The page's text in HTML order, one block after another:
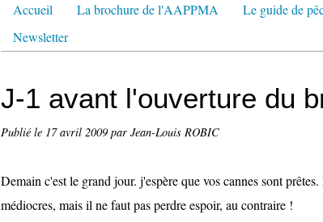
Accueil La brochure de l'AAPPMA Le guide de
Newsletter
J-1 avant l'ouverture du
Publié le 17 avril 2009 par Jean-Louis ROBIC
Demain c'est le grand jour. j'espère que vos cannes sont
médiocres, mais il ne faut pas perdre espoir, au contraire !